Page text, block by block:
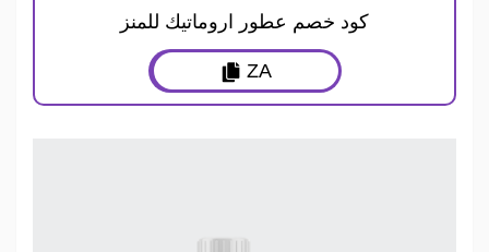
كود خصم عطور اروماتيك للمنز
ZA